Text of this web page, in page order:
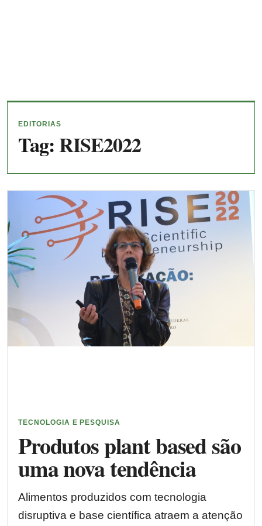
EDITORIAS
Tag:RISE2022
TECNOLOGIA E PESQUISA
Produtos plant based são
uma nova tendência
Alimentos produzidos com tecnologia
disruptiva e base científica atraem a atenção